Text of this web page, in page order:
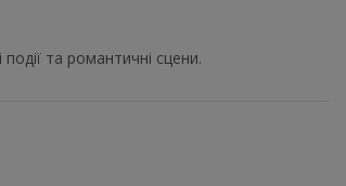
та романтичні сцени.